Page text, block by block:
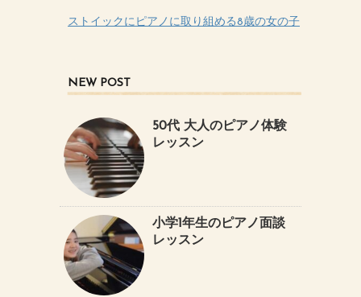
ストイックにピアノに取り組める8歳の女の子
NEW POST
50代 大人のピアノ体験
レッスン
小学1年生のピアノ面談
レッスン